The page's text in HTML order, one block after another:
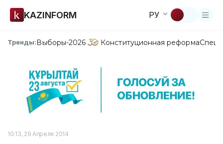
KAZINFORM РУ
Тренды:Выборы-2026 Конституционная реформа
10:13, 29 Апреля 2014